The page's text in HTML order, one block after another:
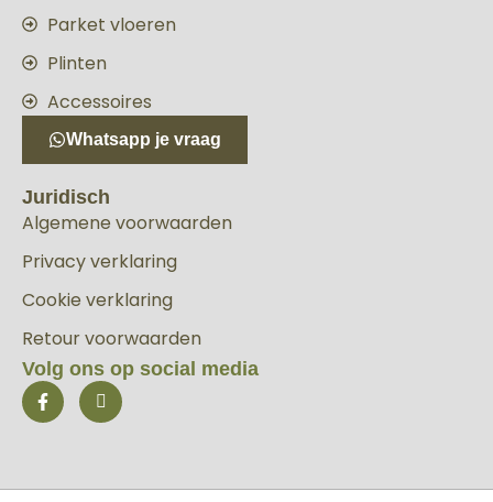
Parket vloeren
Plinten
Accessoires
Whatsapp je vraag
Juridisch
Algemene voorwaarden
Privacy verklaring
Cookie verklaring
Retour voorwaarden
Volg ons op social media